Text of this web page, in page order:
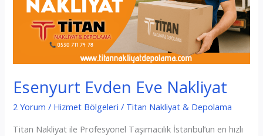
Esenyurt Evden Eve Nakliyat
2 Yorum / Hizmet Bölgeleri / Titan Nakliyat & Depolama
Titan Nakliyat ile Profesyonel Taşımacılık İstanbul’un en hızlı